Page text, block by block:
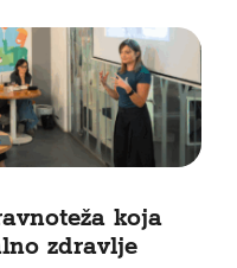
koja
zdravlje